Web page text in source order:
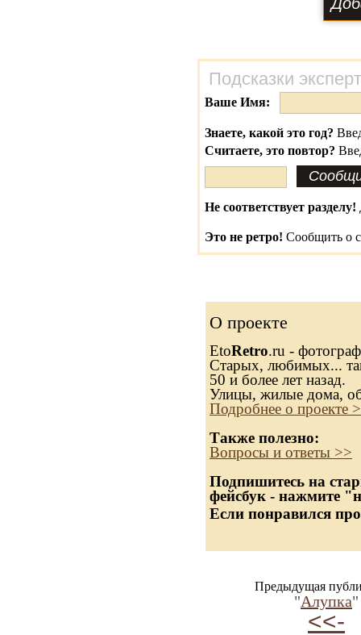
Подсказки
Ваше Имя:
Знаете, какой это год?
Считаете, это повтор?
Не соответствует разделу!
Это не ретро! Сообщить о
О проекте
EtoRetro.ru -
Старых, любимых...
50 и более лет назад.
Улицы, жилые дома,
Подробнее о проекте
Также полезно:
Вопросы и ответы >>
Подпишитесь на
фейсбук - нажмите
Если понравился
Предыдущая
"Алупка"
<<-